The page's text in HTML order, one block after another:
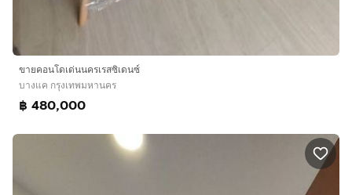
ขายคอนโดเด่นนครเรสซิเดนซ์
บางแค กรุงเทพมหานคร
฿ 480,000